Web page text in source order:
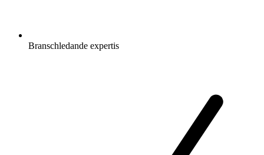
Branschledande expertis